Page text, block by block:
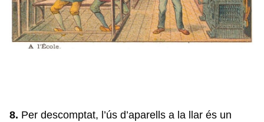
8. Per descomptat, l’ús d’aparells a la llar és un